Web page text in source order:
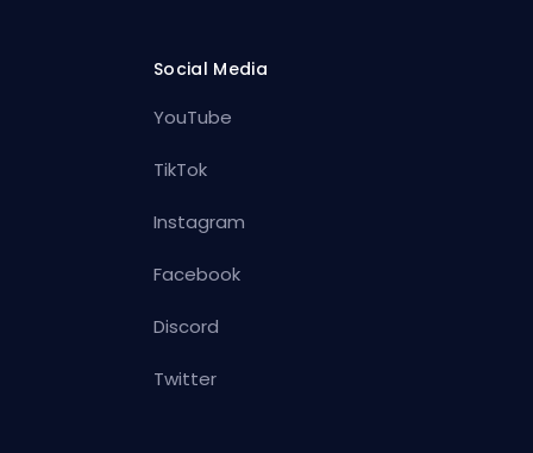
Social Media
YouTube
TikTok
Instagram
Facebook
Discord
Twitter